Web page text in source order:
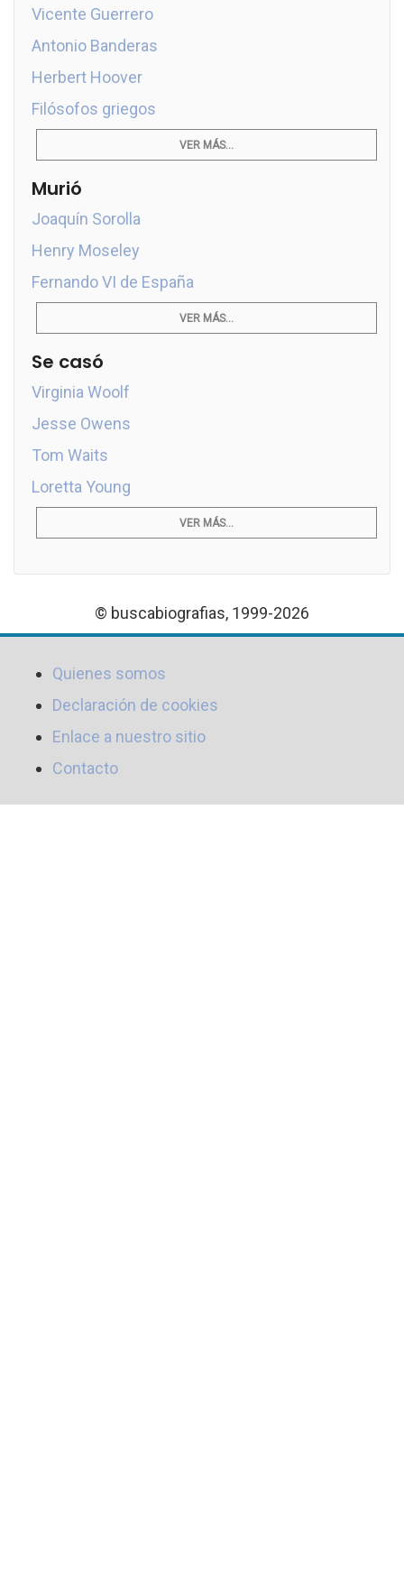
Vicente Guerrero
Antonio Banderas
Herbert Hoover
Filósofos griegos
VER MÁS...
Murió
Joaquín Sorolla
Henry Moseley
Fernando VI de España
VER MÁS...
Se casó
Virginia Woolf
Jesse Owens
Tom Waits
Loretta Young
VER MÁS...
© buscabiografias, 1999-2026
Quienes somos
Declaración de cookies
Enlace a nuestro sitio
Contacto